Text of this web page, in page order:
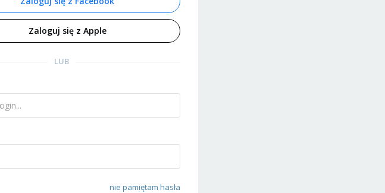
Zaloguj się z Apple
LUB
nie pamiętam hasła